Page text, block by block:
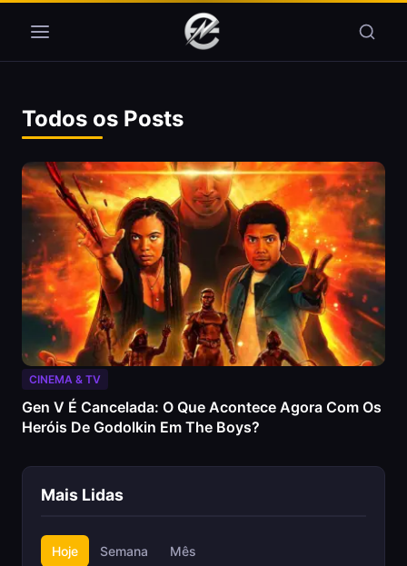
Todos os Posts
CINEMA & TV
Gen V É Cancelada: O Que Acontece Agora Com Os
Heróis De Godolkin Em The Boys?
Mais Lidas
Hoje Semana Mês